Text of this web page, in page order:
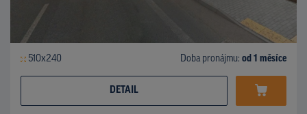
510x240 Doba pronájmu: od 1 měsíce
DETAIL